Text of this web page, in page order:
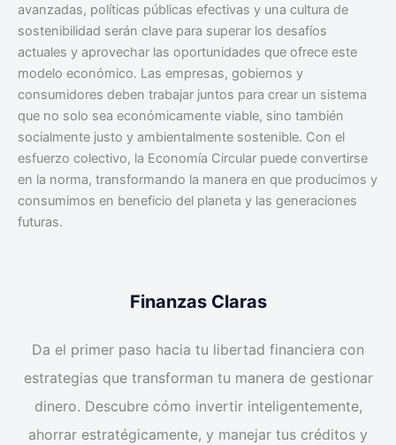
avanzadas, políticas públicas efectivas y una cultura de
sostenibilidad serán clave para superar los desafíos
actuales y aprovechar las oportunidades que ofrece este
modelo económico. Las empresas, gobiernos y
consumidores deben trabajar juntos para crear un sistema
que no solo sea económicamente viable, sino también
socialmente justo y ambientalmente sostenible. Con el
esfuerzo colectivo, la Economía Circular puede convertirse
en la norma, transformando la manera en que producimos y
consumimos en beneficio del planeta y las generaciones
futuras.
Finanzas Claras
Da el primer paso hacia tu libertad financiera con
estrategias que transforman tu manera de gestionar
dinero. Descubre cómo invertir inteligentemente,
ahorrar estratégicamente, y manejar tus créditos y